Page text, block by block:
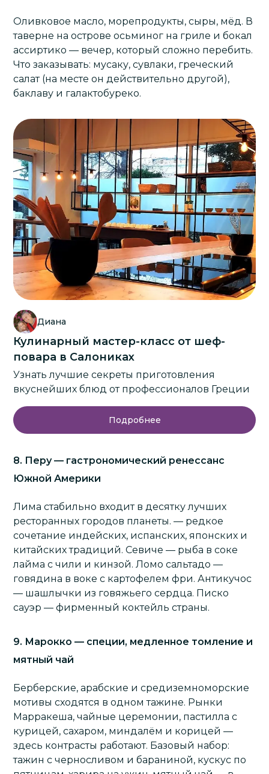
Оливковое масло, морепродукты, сыры, мёд. В
таверне на острове осьминог на гриле и бокал
ассиртико — вечер, который сложно перебить.
Что заказывать: мусаку, сувлаки, греческий
салат (на месте он действительно другой),
баклаву и галактобуреко.
Диана
Кулинарный мастер-класс от шеф-
повара в Салониках
Узнать лучшие секреты приготовления
вкуснейших блюд от профессионалов Греции
Подробнее
8. Перу — гастрономический ренессанс
Южной Америки
Лима стабильно входит в десятку лучших
ресторанных городов планеты. — редкое
сочетание индейских, испанских, японских и
китайских традиций. Севиче — рыба в соке
лайма с чили и кинзой. Ломо сальтадо —
говядина в воке с картофелем фри. Антикучос
— шашлычки из говяжьего сердца. Писко
сауэр — фирменный коктейль страны.
9. Марокко — специи, медленное томление и
мятный чай
Берберские, арабские и средиземноморские
мотивы сходятся в одном тажине. Рынки
Марракеша, чайные церемонии, пастилла с
курицей, сахаром, миндалём и корицей —
здесь контрасты работают. Базовый набор:
тажин с черносливом и бараниной, кускус по